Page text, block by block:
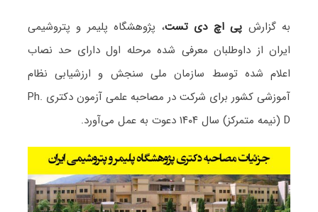
به گزارش پی اچ دی تست، پژوهشگاه پلیمر و پتروشیمی
ایران از داوطلبان معرفی شده مرحله اول دارای حد نصاب
اعلام شده توسط سازمان ملی سنجش و ارزشیابی نظام
آموزشی کشور برای شرکت در مصاحبه علمی آزمون دکتری Ph.
D (نیمه متمرکز) سال ۱۴۰۴ دعوت به عمل می‌آورد.